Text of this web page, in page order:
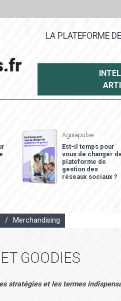
LA PLATEFORME
Agorapulse
Est-il temps pour
vous de changer
plateforme de
gestion des
réseaux sociaux ?
/ Merchandising
GOODIES
stratégies et les termes